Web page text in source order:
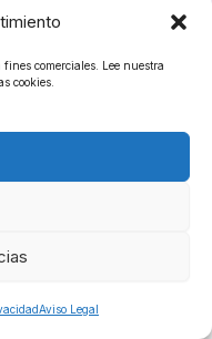
comerciales. Lee nuestra
cookies.
Aviso Legal